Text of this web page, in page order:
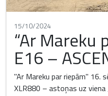
15/10/2024
“Ar Mareku
E16 –
"Ar Mareku par riepām" 16.
XLR880 – astoņas uz viena